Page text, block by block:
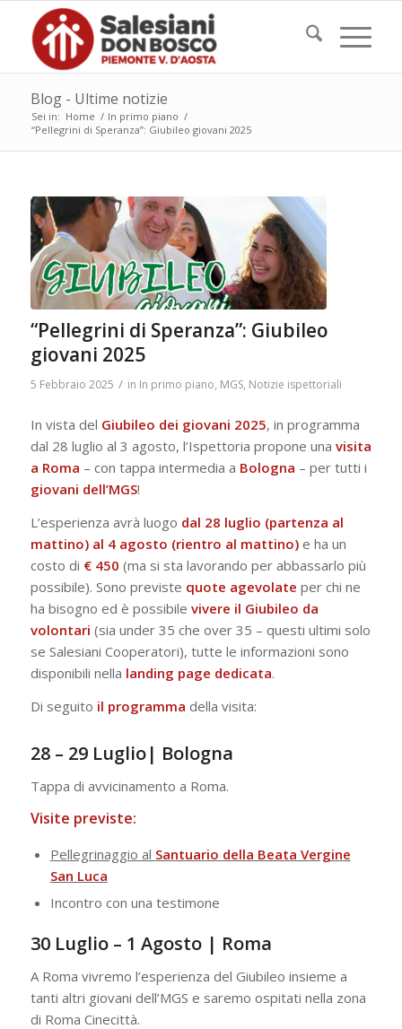
Blog - Ultime notizie
Sei in: Home / In primo piano /
“Pellegrini di Speranza”: Giubileo giovani 2025
“Pellegrini di Speranza”: Giubileo
giovani 2025
5 Febbraio 2025 / in In primo piano, MGS, Notizie ispettoriali
In vista del Giubileo dei giovani 2025, in programma
dal 28 luglio al 3 agosto, l’Ispettoria propone una visita
a Roma – con tappa intermedia a Bologna – per tutti i
giovani dell’MGS!
L’esperienza avrà luogo dal 28 luglio (partenza al
mattino) al 4 agosto (rientro al mattino) e ha un
costo di € 450 (ma si sta lavorando per abbassarlo più
possibile). Sono previste quote agevolate per chi ne
ha bisogno ed è possibile vivere il Giubileo da
volontari (sia under 35 che over 35 – questi ultimi solo
se Salesiani Cooperatori), tutte le informazioni sono
disponibili nella landing page dedicata.
Di seguito il programma della visita:
28 – 29 Luglio| Bologna
Tappa di avvicinamento a Roma.
Visite previste:
Pellegrinaggio al Santuario della Beata Vergine
San Luca
Incontro con una testimone
30 Luglio – 1 Agosto | Roma
A Roma vivremo l’esperienza del Giubileo insieme a
tanti altri giovani dell’MGS e saremo ospitati nella zona
di Roma Cinecittà.